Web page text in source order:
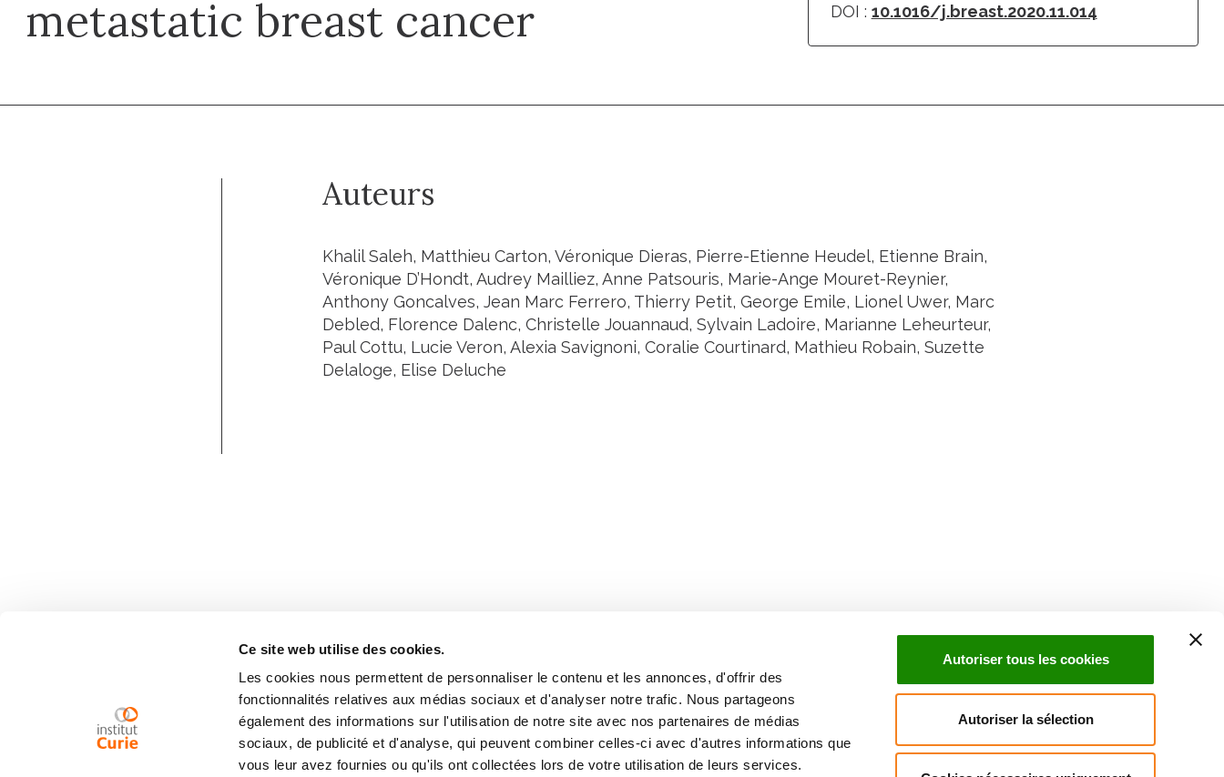
Ce site web utilise des cookies.
Les cookies nous permettent de personnaliser le contenu et les annonces, d'offrir des
fonctionnalités relatives aux médias sociaux et d'analyser notre trafic. Nous partageons
également des informations sur l'utilisation de notre site avec nos partenaires de médias
sociaux, de publicité et d'analyse, qui peuvent combiner celles-ci avec d'autres informations que
vous leur avez fournies ou qu'ils ont collectées lors de votre utilisation de leurs services.
Autoriser tous les cookies
Autoriser la sélection
metastatic breast cancer
DOI : 10.1016/j.breast.2020.11.014
Auteurs
Khalil Saleh, Matthieu Carton, Véronique Dieras, Pierre-Etienne Heudel, Etienne Brain,
Véronique D’Hondt, Audrey Mailliez, Anne Patsouris, Marie-Ange Mouret-Reynier,
Anthony Goncalves, Jean Marc Ferrero, Thierry Petit, George Emile, Lionel Uwer, Marc
Debled, Florence Dalenc, Christelle Jouannaud, Sylvain Ladoire, Marianne Leheurteur,
Paul Cottu, Lucie Veron, Alexia Savignoni, Coralie Courtinard, Mathieu Robain, Suzette
Delaloge, Elise Deluche
Inscrivez-vous à la newsletter